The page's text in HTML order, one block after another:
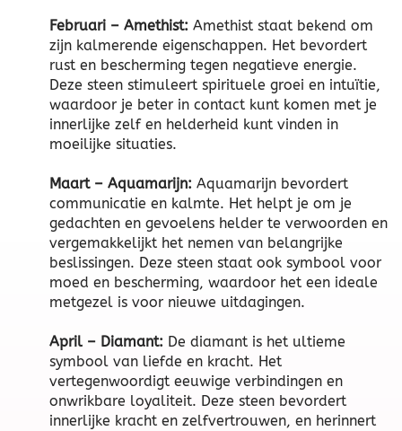
Februari – Amethist: Amethist staat bekend om
zijn kalmerende eigenschappen. Het bevordert
rust en bescherming tegen negatieve energie.
Deze steen stimuleert spirituele groei en intuïtie,
waardoor je beter in contact kunt komen met je
innerlijke zelf en helderheid kunt vinden in
moeilijke situaties.
Maart – Aquamarijn: Aquamarijn bevordert
communicatie en kalmte. Het helpt je om je
gedachten en gevoelens helder te verwoorden en
vergemakkelijkt het nemen van belangrijke
beslissingen. Deze steen staat ook symbool voor
moed en bescherming, waardoor het een ideale
metgezel is voor nieuwe uitdagingen.
April – Diamant: De diamant is het ultieme
symbool van liefde en kracht. Het
vertegenwoordigt eeuwige verbindingen en
onwrikbare loyaliteit. Deze steen bevordert
innerlijke kracht en zelfvertrouwen, en herinnert